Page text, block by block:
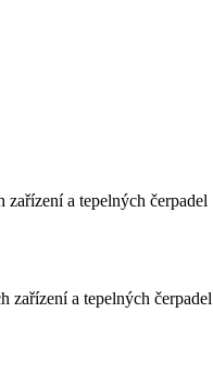
a tepelných čerpadel
zařízení a tepelných čerpadel